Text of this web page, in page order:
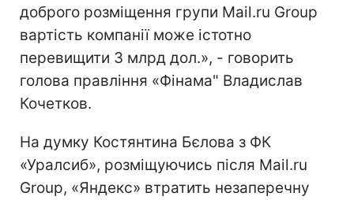
доброго розміщення групи Mail.ru Group
вартість компанії може істотно
перевищити 3 млрд дол.», - говорить
голова правління «Фінама" Владислав
Кочетков.
На думку Костянтина Бєлова з ФК
«Уралсиб», розміщуючись після Mail.ru
Group, «Яндекс» втратить незаперечну